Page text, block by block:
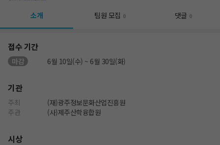
소개 팀원 모집 0 댓글 0
접수 기간
마감 6월 10일(수) ~ 6월 30일(화)
기관
주최
(재)광주정보문화산업진흥원
주관
(사)제주산학융합원
시상